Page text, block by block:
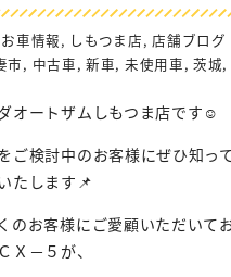
お車情報, しもつま店, 店舗ブログ
市, 中古車,新車, 未使用車,茨城,
オートザムしもつま店です☺
ご検討中のお客様にぜひ知っ
たします📌
のお客様にご愛顧いただいて
Ｘ－５が、